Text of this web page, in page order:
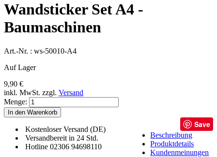
Wandsticker Set A4 -
Baumaschinen
Art.-Nr. : ws-50010-A4
Auf Lager
9,90 €
inkl. MwSt. zzgl. Versand
Menge:
In den Warenkorb
Kostenloser Versand (DE)
Versandbereit in 24 Std.
Hotline 02306 94698110
Save
Beschreibung
Produktdetails
Kundenmeinungen